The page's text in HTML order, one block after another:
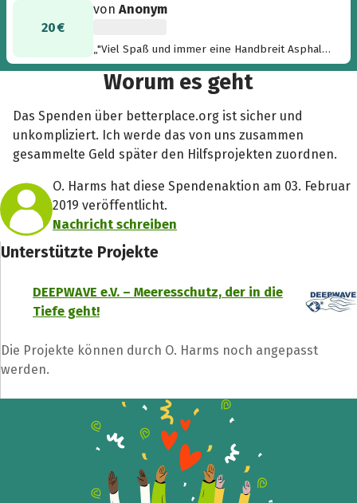
20 €
vonAnonym
„"Viel Spaß und immer eine Handbreit Asphalt
unterm Reifen!" Freue mich schon auf den
Reisebericht. ;-)“
Worum es geht
Das Spenden über betterplace.org ist sicher und
unkompliziert. Ich werde das von uns zusammen
gesammelte Geld später den Hilfsprojekten zuordnen.
O. Harms hat diese Spendenaktion am 03. Februar
2019 veröffentlicht.
Nachricht schreiben
Unterstützte Projekte
DEEPWAVE e.V. – Meeresschutz, der in die
Tiefe geht!
Die Projekte können durch O. Harms noch angepasst
werden.
Teile die Spendenaktion
Facebook